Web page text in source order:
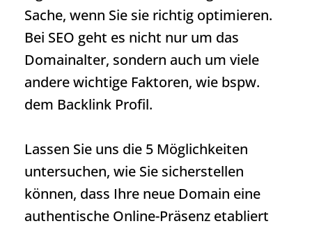
Sache, wenn Sie sie richtig optimieren.
Bei SEO geht es nicht nur um das
Domainalter, sondern auch um viele
andere wichtige Faktoren, wie bspw.
dem Backlink Profil.
Lassen Sie uns die 5 Möglichkeiten
untersuchen, wie Sie sicherstellen
können, dass Ihre neue Domain eine
authentische Online-Präsenz etabliert